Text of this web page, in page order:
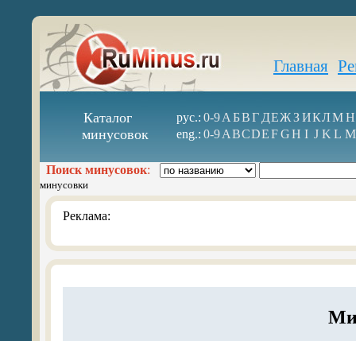
Главная
Каталог
минусовок
рус.: 0-9А БВГ ДЕЖ З ИКЛМН
eng.: 0-9ABCDEFGH I J K L M
Поиск минусовок:
минусовки
Реклама: